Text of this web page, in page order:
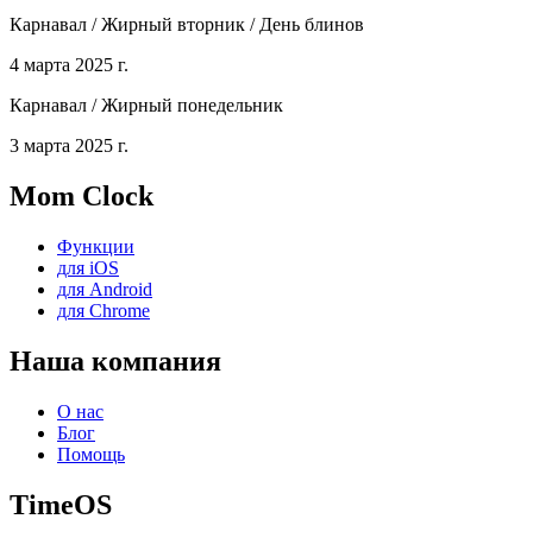
Карнавал / Жирный вторник / День блинов
4 марта 2025 г.
Карнавал / Жирный понедельник
3 марта 2025 г.
Mom Clock
Функции
для iOS
для Android
для Chrome
Наша компания
О нас
Блог
Помощь
TimeOS